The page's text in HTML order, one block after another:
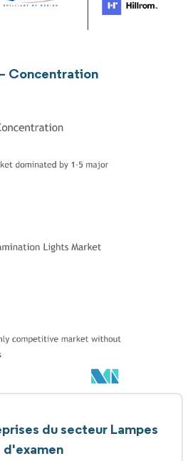
Concentration
du secteur Lampes
d'examen